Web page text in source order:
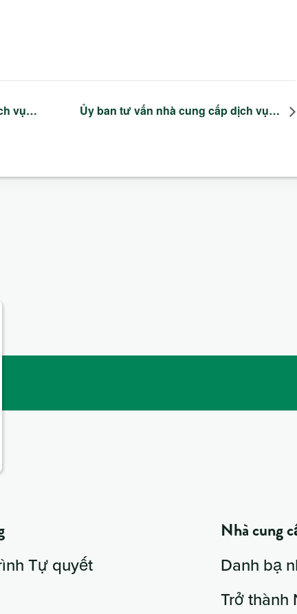
vụ… Ủy ban tư vấn nhà cung cấp dịch vụ…
Tự quyết
Nhà cung
Danh bạ
Trở thành